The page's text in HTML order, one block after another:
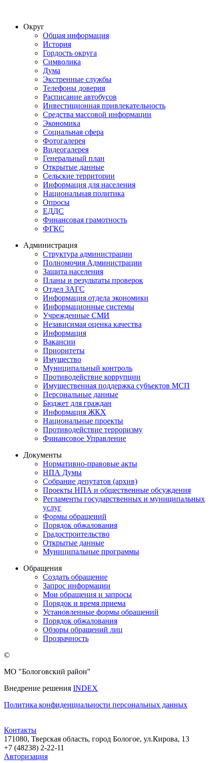
Округ
Общая информация
История
Гордость округа
Символика
Дума
Экстренные службы
Телефоны доверия
Расписание автобусов
Инвестиционная привлекательность
Средства массовой информации
Экономика
Социальная сфера
Фотогалерея
Видеогалерея
Генеральный план
Открытые данные
Сельские территории
Информация для населения
Национальная политика
Опросы
ЕДДС
Финансовая грамотность
ФГКС
Администрация
Структура администрации
Полномочия Администрации
Защита населения
Планы и результаты проверок
Отдел ЗАГС
Информация отдела экономики
Информационные системы
Учрежденные СМИ
Независимая оценка качества
Информация
Вакансии
Приоритеты
Имущество
Муниципальный контроль
Противодействие коррупции
Имущественная поддержка субъектов МСП
Персональные данные
Бюджет для граждан
Информация ЖКХ
Национальные проекты
Противодействие терроризму
Финансовое Управление
Документы
Нормативно-правовые акты
НПА Думы
Собрание депутатов (архив)
Проекты НПА и общественные обсуждения
Регламенты государственных и муниципальных
услуг
Формы обращений
Порядок обжалования
Градостроительство
Открытые данные
Муниципальные программы
Обращения
Создать обращение
Запрос информации
Мои обращения и запросы
Порядок и время приема
Установленные формы обращений
Порядок обжалования
Обзоры обращений лиц
Прозрачность
©
МО "Бологовский район"
Внедрение решения INDEX
Политика конфиденциальности персональных данных
Контакты
171080, Тверская область, город Бологое, ул.Кирова, 13
+7 (48238) 2-22-11
Авторизация